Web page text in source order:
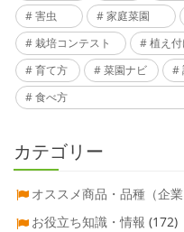
害虫
家庭菜園
栽培コンテスト
植え付
育て方
菜園ナビ
食べ方
カテゴリー
オススメ商品・品種（企業
お役立ち知識・情報 (172)